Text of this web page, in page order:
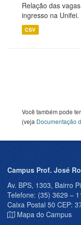
Relação das
ingresso na Unifei.
CSV
Você também pode
(veja Documentação
Campus Prof. José
Av. BPS, 1303, Bairro
Telefone: (35) 3629 –
Caixa Postal 50 CEP:
Mapa do Campus